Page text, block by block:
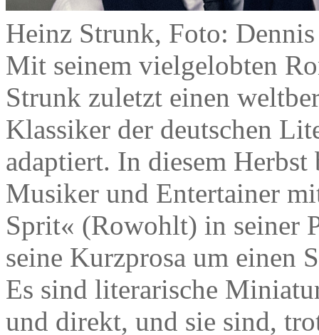
Heinz Strunk, Foto:
Mit seinem vielgelobten
Strunk zuletzt einen
Klassiker der deutschen
adaptiert. In diesem
Musiker und Entertainer
Sprit« (Rowohlt) in seiner
seine Kurzprosa um einen
Es sind literarische
und direkt, und sie sind,